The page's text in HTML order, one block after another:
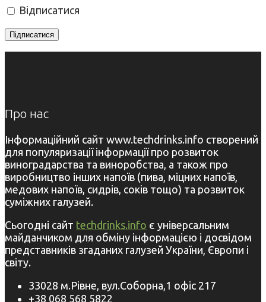
Відписатися
Про нас
Інформаційний сайт www.techdrinks.info створений
для популяризації інформації про розвиток
виноградарства та виноробства, а також про
виробництво інших напоїв (пива, міцних напоїв,
медових напоїв, сидрів, соків тощо) та розвиток
суміжних галузей.
Сьогодні сайт techdrinks.info є універсальним
майданчиком для обміну інформацією і досвідом
представників згаданих галузей України, Європи і
світу.
33028 м.Рівне, вул.Соборна,1 офіс 217
+38 068 568 5822